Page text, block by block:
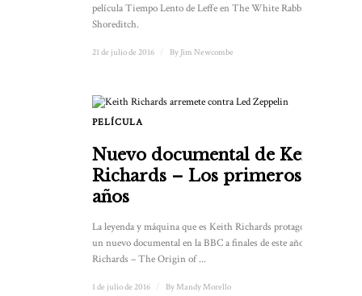
película Tiempo Lento de Leffe en The White Rabbit en
Shoreditch.
21 de julio de 2016 By Jim Newcombe
PELÍCULA
Nuevo documental de Keith
Richards – Los primeros
años
La leyenda y máquina que es Keith Richards protagonizará
un nuevo documental en la BBC a finales de este año. Keith
Richards – The Origin of ...
1 de julio de 2016 By Mandy Morello